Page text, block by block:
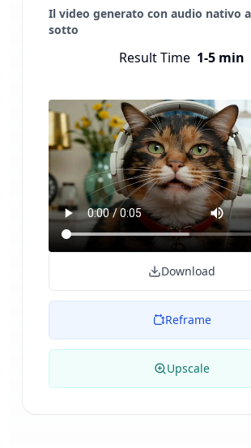
Il video generato con audio nativo
sotto
Result Time 1-5 min
Download
Reframe
Upscale